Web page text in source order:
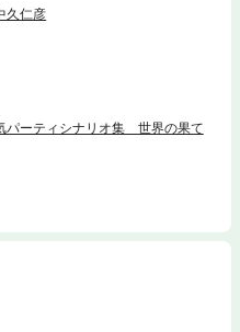
だ。お楽しみいっぱいのソード・
久仁彦
パーティシナリオ集 世界の果て